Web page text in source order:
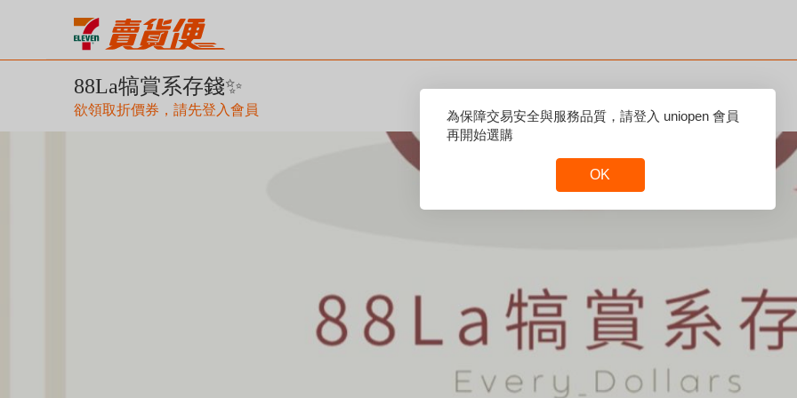
88La犒賞系存錢✨
欲領取折價券，請先登入會員
Reset
Focus
為保障交易安全與服務品質，請登入 uniopen 會員
再開始選購
OK